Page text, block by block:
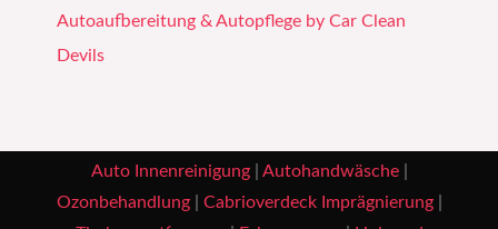
Autoaufbereitung & Autopflege by Car Clean
Devils
Auto Innenreinigung| Autohandwäsche|
Ozonbehandlung| Cabrioverdeck Imprägnierung|